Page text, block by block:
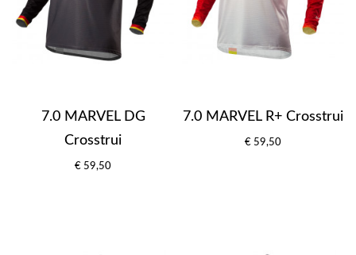
7.0 MARVEL DG
Crosstrui
€ 59,50
7.0 MARVEL R+ Crosstrui
€ 59,50